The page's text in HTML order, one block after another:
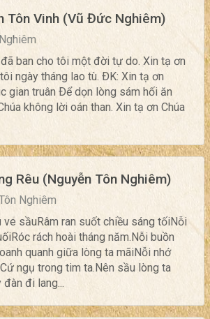
Tôn Vinh (Vũ Đức Nghiêm)
đã ban cho tôi một đời tự do. Xin tạ ơn
ngày tháng lao tù. ÐK: Xin tạ ơn
gian truân Ðể dọn lòng sám hối ăn
không lời oán than. Xin tạ ơn Chúa
Rêu (Nguyễn Tôn Nghiêm)
Nghiêm
ve sầuRâm ran suốt chiều sáng tốiNỗi
rách hoài tháng năm.Nỗi buồn
quanh giữa lòng ta mãiNỗi nhớ
ngụ trong tim ta.Nên sầu lòng ta
đi lang...